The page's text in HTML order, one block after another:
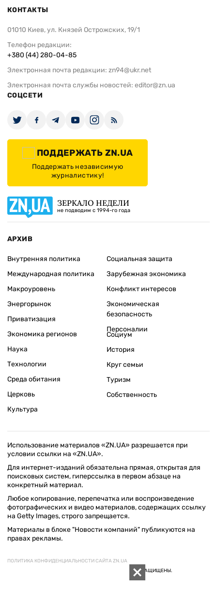
КОНТАКТЫ
01010 Киев, ул. Князей Острожских, 19/1
Телефон редакции:
+380 (44) 280-04-85
Электронная почта редакции: zn94@ukr.net
Электронная почта службы новостей: editor@zn.ua
СОЦСЕТИ
ПОДДЕРЖАТЬ ZN.UA
Поддержать независимую
журналистику!
ЗЕРКАЛО НЕДЕЛИ
не подводим с 1994-го года
АРХИВ
Внутренняя политика
Международная политика
Макроуровень
Энергорынок
Приватизация
Экономика регионов
Социальная защита
Зарубежная экономика
Конфликт интересов
Экономическая
безопасность
Персоналии
Наука
Технологии
Среда обитания
Церковь
Культура
Социум
История
Круг семьи
Туризм
Собственность
Использование материалов «ZN.UA» разрешается при
условии ссылки на «ZN.UA».
Для интернет-изданий обязательна прямая, открытая для
поисковых систем, гиперссылка в первом абзаце на
конкретный материал.
Любое копирование, перепечатка или воспроизведение
фотографических и видео материалов, содержащих ссылку
на Getty Images, строго запрещается.
Материалы в блоке "Новости компаний" публикуются на
правах рекламы.
ПОЛИТИКА КОНФИДЕНЦИАЛЬНОСТИ САЙТА ZN.UA
© 1994–2026 «ЗЕРКАЛО НЕДЕЛИ. УКРАИНА». ВСЕ ПРАВА ЗАЩИЩЕНЫ.